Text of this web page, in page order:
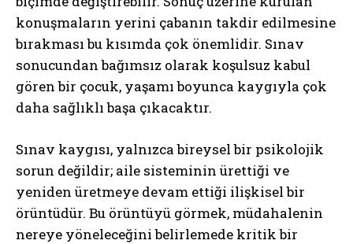
konuşmaların yerini çabanın takdir edilmesine
bırakması bu kısımda çok önemlidir. Sınav
sonucundan bağımsız olarak koşulsuz kabul
gören bir çocuk, yaşamı boyunca kaygıyla çok
daha sağlıklı başa çıkacaktır.
Sınav kaygısı, yalnızca bireysel bir psikolojik
sorun değildir; aile sisteminin ürettiği ve
yeniden üretmeye devam ettiği ilişkisel bir
örüntüdür. Bu örüntüyü görmek, müdahalenin
nereye yöneleceğini belirlemede kritik bir